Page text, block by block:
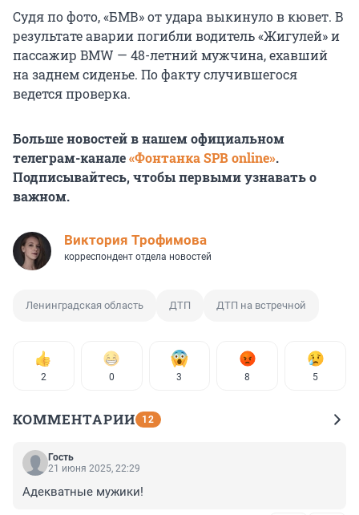
Судя по фото, «БМВ» от удара выкинуло в кювет. В
результате аварии погибли водитель «Жигулей» и
пассажир BMW — 48-летний мужчина, ехавший
на заднем сиденье. По факту случившегося
ведется проверка.
Больше новостей в нашем официальном
телеграм-канале«Фонтанка SPB online».
Подписывайтесь, чтобы первыми узнавать о
важном.
Виктория Трофимова
корреспондент отдела новостей
Ленинградская область ДТП ДТП на встречной
2 0 3 8 5
КОММЕНТАРИИ 12
Гость
21 июня 2025, 22:29
Адекватные мужики!